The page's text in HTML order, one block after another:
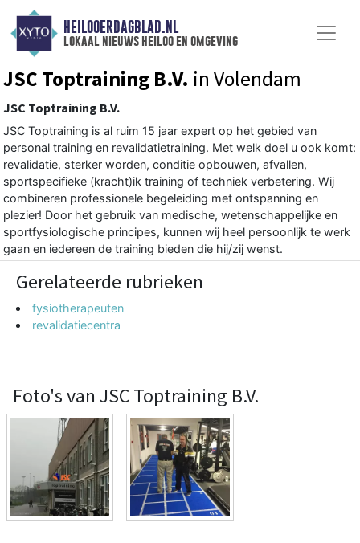
HEILOOERDAGBLAD.NL
lokaal nieuws heiloo en omgeving
JSC Toptraining B.V. in Volendam
JSC Toptraining B.V.
JSC Toptraining is al ruim 15 jaar expert op het gebied van
personal training en revalidatietraining. Met welk doel u ook komt:
revalidatie, sterker worden, conditie opbouwen, afvallen,
sportspecifieke (kracht)ik training of techniek verbetering. Wij
combineren professionele begeleiding met ontspanning en
plezier! Door het gebruik van medische, wetenschappelijke en
sportfysiologische principes, kunnen wij heel persoonlijk te werk
gaan en iedereen de training bieden die hij/zij wenst.
Gerelateerde rubrieken
fysiotherapeuten
revalidatiecentra
Foto's van JSC Toptraining B.V.